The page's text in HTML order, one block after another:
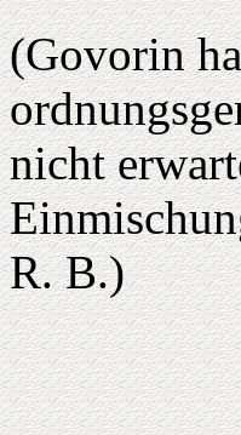
(Govorin
nicht
R. B.)